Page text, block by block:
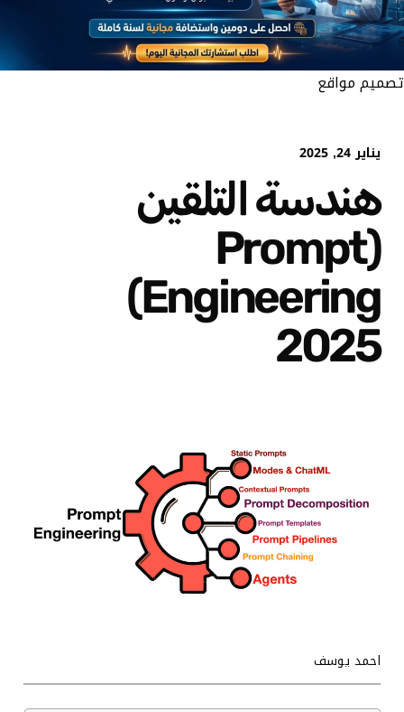
تصميم مواقع
يناير 24, 2025
هندسة التلقين
(Prompt
Engineering)
2025
احمد يوسف